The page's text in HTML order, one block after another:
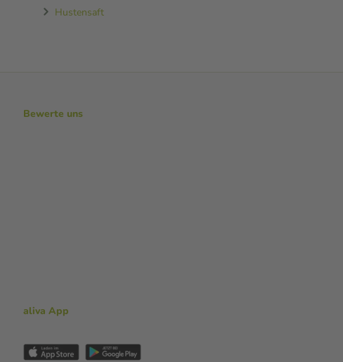
Hustensaft
Bewerte uns
aliva App